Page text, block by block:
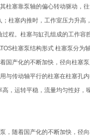
柱塞靠泵轴的偏心转动驱动，
柱塞内推时，工作室压力升
程。柱塞与缸孔组成的工作
柱塞泵结构形式 柱塞泵分
国产化的不断加快，径向柱塞
与传动轴平行的柱塞在柱塞孔
，运转平稳，流量均匀性好
，随着国产化的不断加快，径